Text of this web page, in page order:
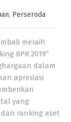
, Perseroda
meraih
BPR 2019”
dalam
apresiasi
yang
ranking aset